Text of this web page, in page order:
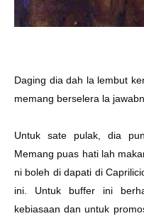
Daging dia dah la lembut
memang berselera la
Untuk sate pulak, dia
Memang puas hati lah
ni boleh di dapati di
ini. Untuk buffer ini
kebiasaan dan untuk